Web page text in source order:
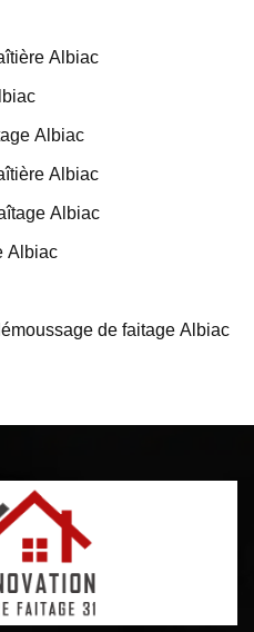
Albiac
Albiac
Albiac
Albiac
Albiac
de faitage Albiac